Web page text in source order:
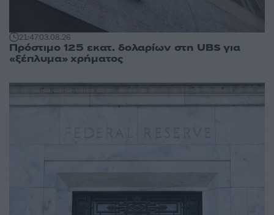
21:4703.08.26
Πρόστιμο 125 εκατ. δολαρίων στη UBS για
«ξέπλυμα» χρήματος